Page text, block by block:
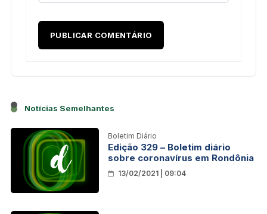
Notícias Semelhantes
Boletim Diário
Edição 329 – Boletim diário
sobre coronavírus em Rondônia
13/02/2021 | 09:04